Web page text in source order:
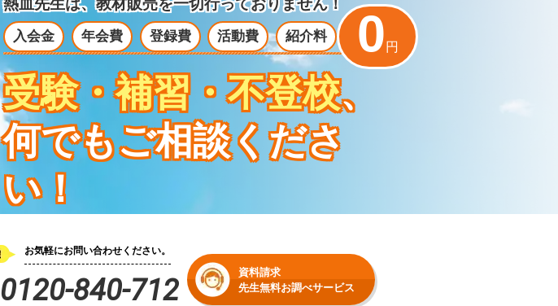
熱血先生は、教材販売を一切行っておりません！
入会金 年会費 登録費 活動費 紹介料 0 円
受験・補習・不登校、
何でもご相談くださ
い！
お気軽にお問い合わせください。
0120-840-712
資料請求
先生無料お調べサービス